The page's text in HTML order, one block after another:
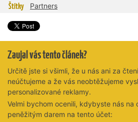
Štítky Partners
Zaujal vás tento článek?
Určitě jste si všimli, že u nás ani za
neúčtujeme a že vás neobtěžujeme
personalizované reklamy.
Velmi bychom ocenili, kdybyste nás na
peněžitým darem na tento účet: